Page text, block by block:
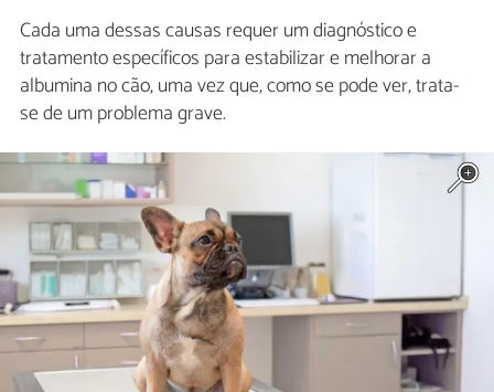
Cada uma dessas causas requer um diagnóstico e
tratamento específicos para estabilizar e melhorar a
albumina no cão, uma vez que, como se pode ver, trata-
se de um problema grave.